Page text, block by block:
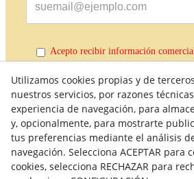
Acepto recibir información
Política de Calidad Condiciones
Utilizamos cookies propias y de
nuestros servicios, por razones
experiencia de navegación, para
y, opcionalmente, para mostrarte
tus preferencias mediante el análisis
navegación. Selecciona ACEPTAR para
cookies, selecciona RECHAZAR para